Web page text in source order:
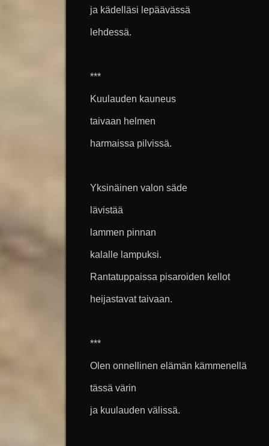
ja kädelläsi lepäävässä
lehdessä.
***
Kuulauden kauneus
taivaan helmen
harmaissa pilvissä.
Yksinäinen valon säde
lävistää
lammen pinnan
kalalle lampuksi.
Rantatuppaissa pisaroiden kellot
heijastavat taivaan.
***
Olen onnellinen elämän kämmenellä
tässä värin
ja kuulauden välissä.